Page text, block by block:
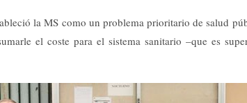
la MS como un problema prioritario de salud
el coste para el sistema sanitario –que es